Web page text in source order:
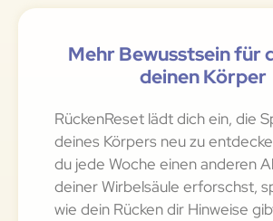
Mehr Bewusstsein für
deinen Körper
RückenReset lädt dich ein, die
deines Körpers neu zu
du jede Woche einen anderen
deiner Wirbelsäule erforschst,
wie dein Rücken dir Hinweise